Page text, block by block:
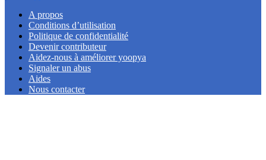
A propos
Conditions d’utilisation
Politique de confidentialité
Devenir contributeur
Aidez-nous à améliorer yoopya
Signaler un abus
Aides
Nous contacter